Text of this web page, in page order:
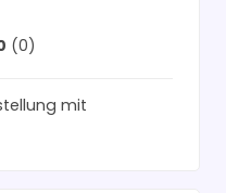
(0)
mit